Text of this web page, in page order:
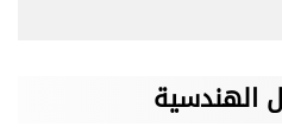
الهندسية